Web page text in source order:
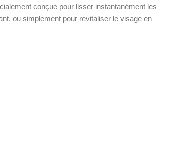
conçue pour lisser instantanément les
ou simplement pour revitaliser le visage en